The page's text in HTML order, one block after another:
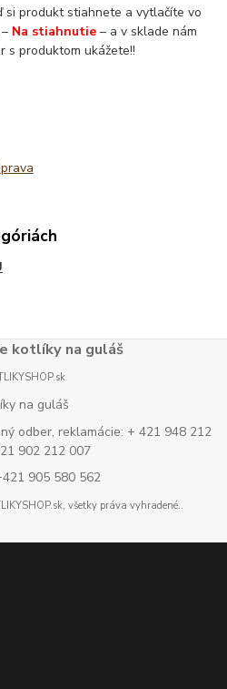
si produkt stiahnete a vytlačíte vo
Na stiahnutie – a v sklade nám
s produktom ukážete!!
kotlíky na guláš
na guláš
odber, reklamácie: + 421 948 212
902 212 007
905 580 562
všetky práva vyhradené..